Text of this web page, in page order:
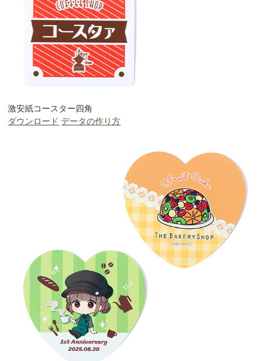
激安紙コースター四角
ダウンロード データの作り方